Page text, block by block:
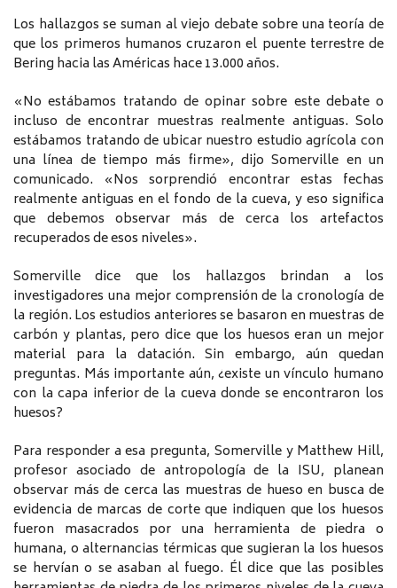
Los hallazgos se suman al viejo debate sobre una teoría de
que los primeros humanos cruzaron el puente terrestre de
Bering hacia las Américas hace 13.000 años.
«No estábamos tratando de opinar sobre este debate o
incluso de encontrar muestras realmente antiguas. Solo
estábamos tratando de ubicar nuestro estudio agrícola con
una línea de tiempo más firme», dijo Somerville en un
comunicado. «Nos sorprendió encontrar estas fechas
realmente antiguas en el fondo de la cueva, y eso significa
que debemos observar más de cerca los artefactos
recuperados de esos niveles».
Somerville dice que los hallazgos brindan a los
investigadores una mejor comprensión de la cronología de
la región. Los estudios anteriores se basaron en muestras de
carbón y plantas, pero dice que los huesos eran un mejor
material para la datación. Sin embargo, aún quedan
preguntas. Más importante aún, ¿existe un vínculo humano
con la capa inferior de la cueva donde se encontraron los
huesos?
Para responder a esa pregunta, Somerville y Matthew Hill,
profesor asociado de antropología de la ISU, planean
observar más de cerca las muestras de hueso en busca de
evidencia de marcas de corte que indiquen que los huesos
fueron masacrados por una herramienta de piedra o
humana, o alternancias térmicas que sugieran la los huesos
se hervían o se asaban al fuego. Él dice que las posibles